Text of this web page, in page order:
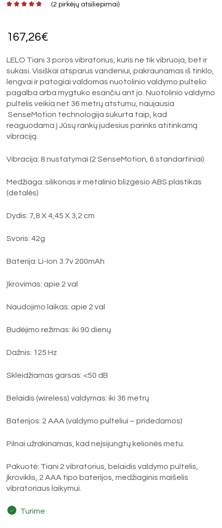
(2 pirkėjų atsiliepimai)
167,26€
LELO Tiani 3 poros vibratorius, kuris ne tik vibruoja, bet ir
sukasi. Visiškai atsparus vandeniui, pakraunamas iš tinklo,
lengvai ir patogiai valdomas nuotolinio valdymo pultelio
pagalba arba mygtuko esančiu ant jo. Nuotolinio valdymo
pultelis veikia net 36 metrų atstumu, naujausia
SenseMotion technologija sukurta taip, kad
reaguodama į Jūsų rankų judesius parinks atitinkamą
vibraciją.
Vibracija: 8 nustatymai (2 SenseMotion, 6 standartiniai)
Medžiaga: silikonas ir metalinio blizgesio ABS plastikas
(detalės)
Dydis: 7,8 X 4,45 X 3,2 cm
Svoris: 42g
Baterija: Li-Ion 3.7v 200mAh
Įkrovimas: apie 2 val
Naudojimo laikas: apie 2 val
Budėjimo režimas: iki 90 dienų
Dažnis: 125 Hz
Skleidžiamas garsas: <50 dB
Belaidis (wireless) valdymas: iki 36 metrų
Baterijos: 2 AAA (valdymo pulteliui – pridedamos)
Pilnai užrakinamas, kad neįsijungtų kelionės metu.
Pakuotė: Tiani 2 vibratorius, belaidis valdymo pultelis,
įkroviklis, 2 AAA tipo baterijos, medžiaginis maišelis
vibratoriaus laikymui.
Turime